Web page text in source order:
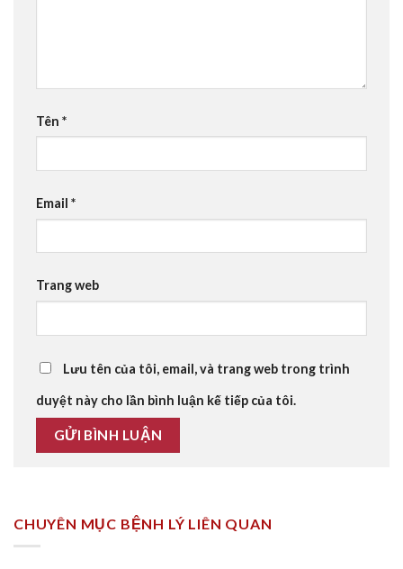
Tên *
Email *
Trang web
Lưu tên của tôi, email, và trang web trong trình
duyệt này cho lần bình luận kế tiếp của tôi.
CHUYÊN MỤC BỆNH LÝ LIÊN QUAN